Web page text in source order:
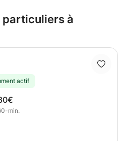
à
actif
min.